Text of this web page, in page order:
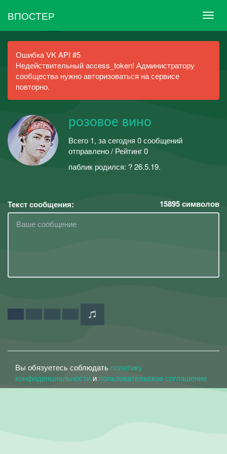
ВПОСТЕР
Ошибка VK API #5
Недействительный access_token! Администратору
сообщества нужно авторизоваться на сервисе
повторно.
розовое вино
Всего 1, за сегодня 0 сообщений
отправлено / Рейтинг 0
паблик родился: ?️ 26.5.19.
Текст сообщения: 15895символов
Вы обязуетесь соблюдать политику
конфиденциальности и пользовательское соглашение